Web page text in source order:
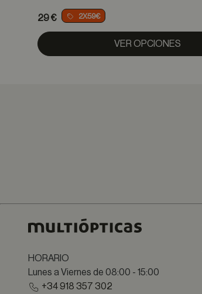
29 € 2X59€
VER OPCIONES
HORARIO
Lunes a Viernes de 08:00 - 15:00
+34 918 357 302